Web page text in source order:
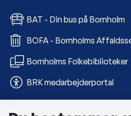
BAT - Din bus på Bornholm
BOFA - Bornholms
Bornholms Folkebiblioteker
BRK medarbejderportal